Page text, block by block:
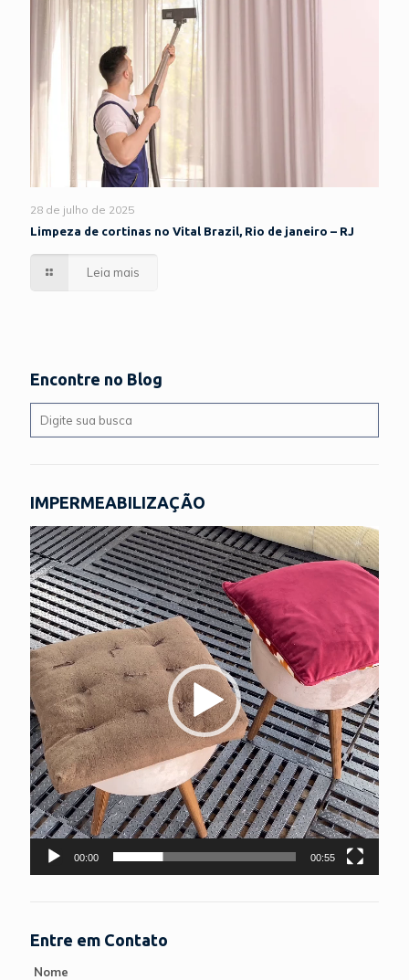
28 de julho de 2025
Limpeza de cortinas no Vital Brazil, Rio de janeiro – RJ
Leia mais
Encontre no Blog
IMPERMEABILIZAÇÃO
Tocador
de
vídeo
00:00 00:55
Entre em Contato
Nome